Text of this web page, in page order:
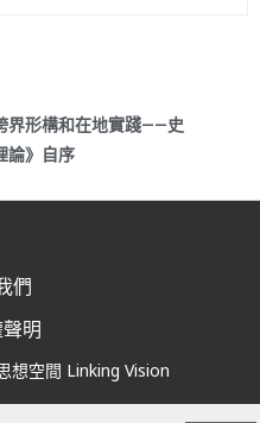
界形構和在地實踐——史
論》自序
們
明
想空間 Linking Vision